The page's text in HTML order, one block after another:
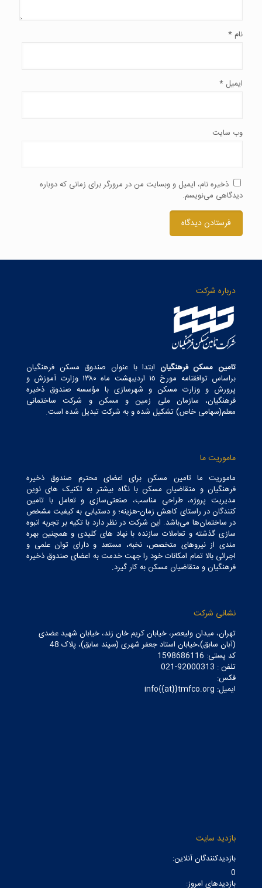
نام *
ایمیل *
وب‌ سایت
ذخیره نام، ایمیل و وبسایت من در مرورگر برای زمانی که دوباره
دیدگاهی می‌نویسم.
درباره شرکت
تامین مسکن فرهنگیان ابتدا با عنوان صندوق مسکن فرهنگیان
براساس توافقنامه مورخ ١٥ اردیبهشت ماه ١٣٨٠ وزارت آموزش و
پرورش و وزارت مسکن و شهرسازی با مؤسسه صندوق ذخیره
فرهنگیان، سازمان ملی زمین و مسکن و شرکت ساختمانی
معلم(سهامی خاص) تشکیل شده و به شرکت تبدیل شده است.
ماموریت ما
ماموریت ما تامین مسکن برای اعضای محترم صندوق ذخیره
فرهنگیان و متقاضیان مسکن با نگاه بیشتر به تکنیک های نوین
مدیریت پروژه، طراحی مناسب، صنعتی‌سازی و تعامل با تامین
کنندگان در راستای کاهش زمان-هزینه؛ و دستیابی به کیفیت مشخص
در ساختمان‌ها می‌باشد. این شرکت در نظر دارد با تکیه بر تجربه انبوه
سازی گذشته و تعاملات سازنده با نهاد های کلیدی و همچنین بهره
مندی از نیروهای متخصص، نخبه، مستعد و دارای توان علمی و
اجرائی بالا تمام امکانات خود را جهت خدمت به اعضای صندوق ذخیره
فرهنگیان و متقاضیان مسکن به کار گیرد.
نشانی شرکت
تهران، میدان ولیعصر، خیابان کریم خان زند، خیابان شهید عضدی
(آبان سابق)،خیابان استاد جعفر شهری (سپند سابق)، پلاک 48
کد پستی: 1598686116
تلفن : 92000313-021
فکس:
ایمیل: info{{at}}tmfco.org
بازدید سایت
بازدیدکنندگان آنلاین:
0
بازدیدهای امروز: